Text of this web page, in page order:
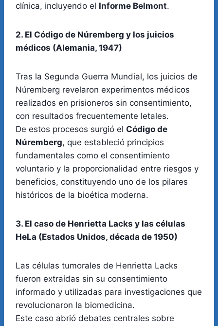
clínica, incluyendo el Informe Belmont.
2. El Código de Núremberg y los juicios
médicos (Alemania, 1947)
Tras la Segunda Guerra Mundial, los juicios de
Núremberg revelaron experimentos médicos
realizados en prisioneros sin consentimiento,
con resultados frecuentemente letales.
De estos procesos surgió el Código de
Núremberg, que estableció principios
fundamentales como el consentimiento
voluntario y la proporcionalidad entre riesgos y
beneficios, constituyendo uno de los pilares
históricos de la bioética moderna.
3. El caso de Henrietta Lacks y las células
HeLa (Estados Unidos, década de 1950)
Las células tumorales de Henrietta Lacks
fueron extraídas sin su consentimiento
informado y utilizadas para investigaciones que
revolucionaron la biomedicina.
Este caso abrió debates centrales sobre